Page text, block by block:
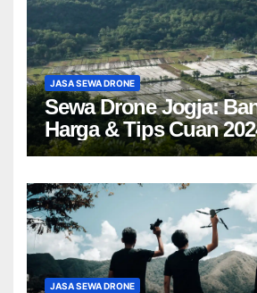
JASA SEWA DRONE
Sewa Drone Jogja:
Harga & Tips Cuan
JASA SEWA DRONE